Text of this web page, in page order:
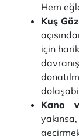
Hem
Kuş
için
Kano